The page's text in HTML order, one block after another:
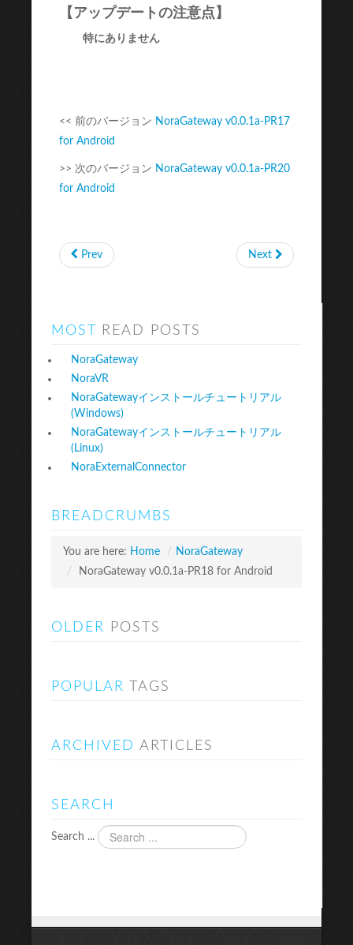
【アップデートの注意点】
特にありません
<< 前のバージョン NoraGateway v0.0.1a-PR17
for Android
>> 次のバージョン NoraGateway v0.0.1a-PR20
for Android
Prev Next
MOST READ POSTS
NoraGateway
NoraVR
NoraGatewayインストールチュートリアル
(Windows)
NoraGatewayインストールチュートリアル
(Linux)
NoraExternalConnector
BREADCRUMBS
You are here: Home / NoraGateway
/
NoraGateway v0.0.1a-PR18 for Android
OLDER POSTS
POPULAR TAGS
ARCHIVED ARTICLES
SEARCH
Search ...